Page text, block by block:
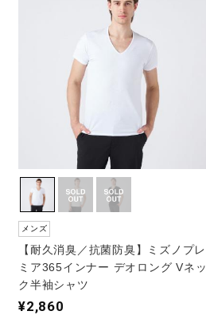
メンズ
【耐久消臭／抗菌防臭】ミズノプレ
ミア365インナー デオロング Vネッ
ク半袖シャツ
¥2,860